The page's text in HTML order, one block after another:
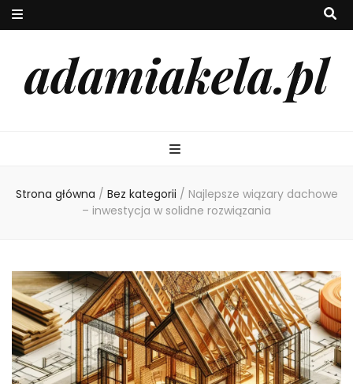
adamiakela.pl
Strona główna / Bez kategorii / Najlepsze wiązary dachowe
– inwestycja w solidne rozwiązania